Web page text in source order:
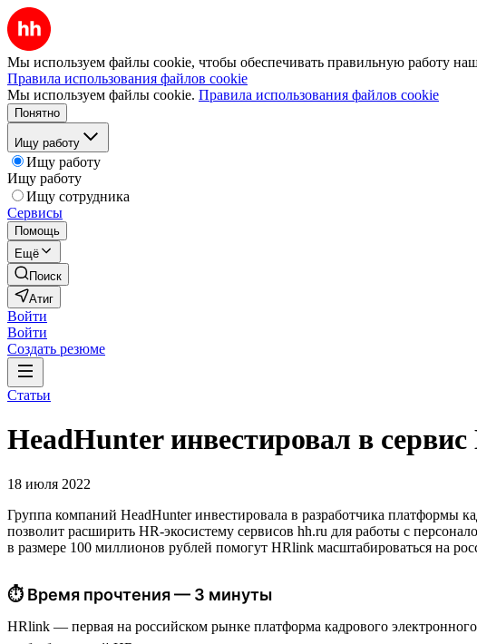
Мы используем файлы cookie, чтобы обеспечивать правильную работу
Правила использования файлов cookie
Мы используем файлы cookie. Правила использования файлов cookie
Понятно
Ищу работу
Ищу работу
Ищу работу
Ищу сотрудника
Сервисы
Помощь
Ещё
Поиск
Атиг
Войти
Войти
Создать резюме
Статьи
HeadHunter инвестировал в
18 июля 2022
Группа компаний HeadHunter инвестировала в разработчика платформы
позволит расширить HR-экосистему сервисов hh.ru для работы с
в размере 100 миллионов рублей помогут HRlink масштабироваться на
⏱ Время прочтения — 3 минуты
HRlink — первая на российском рынке платформа кадрового